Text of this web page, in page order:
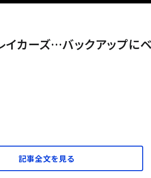
イカーズ…バックアップに
記事全文を見る